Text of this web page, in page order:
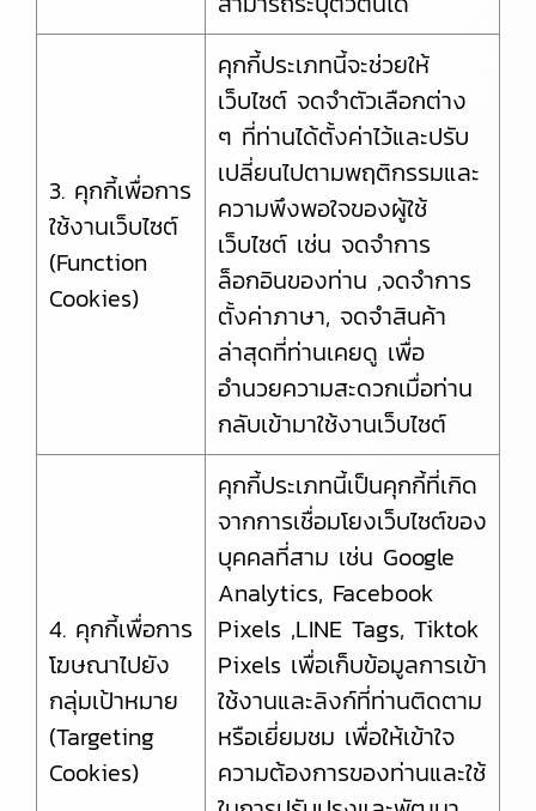
3. คุกกี้เพื่อการ
ใช้งานเว็บไซต์
(Function
Cookies)
คุกกี้ประเภทนี้จะช่วยให้
เว็บไซต์ จดจำตัวเลือกต่าง
ๆ ที่ท่านได้ตั้งค่าไว้และปรับ
เปลี่ยนไปตามพฤติกรรมและ
ความพึงพอใจของผู้ใช้
เว็บไซต์ เช่น จดจำการ
ล็อกอินของท่าน ,จดจำการ
ตั้งค่าภาษา, จดจำสินค้า
ล่าสุดที่ท่านเคยดู เพื่อ
อำนวยความสะดวกเมื่อท่าน
กลับเข้ามาใช้งานเว็บไซต์
4. คุกกี้เพื่อการ
โฆษณาไปยัง
กลุ่มเป้าหมาย
(Targeting
Cookies)
คุกกี้ประเภทนี้เป็นคุกกี้ที่เกิด
จากการเชื่อมโยงเว็บไซต์ของ
บุคคลที่สาม เช่น Google
Analytics, Facebook
Pixels ,LINE Tags, Tiktok
Pixels เพื่อเก็บข้อมูลการเข้า
ใช้งานและลิงก์ที่ท่านติดตาม
หรือเยี่ยมชม เพื่อให้เข้าใจ
ความต้องการของท่านและใช้